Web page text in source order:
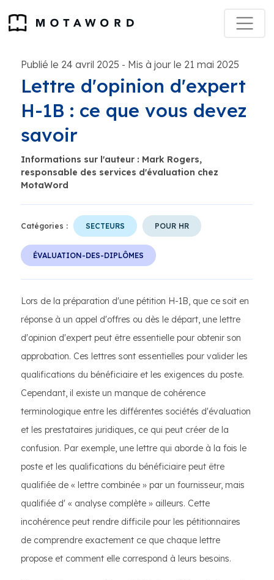
Publié le 24 avril 2025 - Mis à jour le 21 mai 2025
Lettre d'opinion d'expert
H-1B : ce que vous devez
savoir
Informations sur l'auteur : Mark Rogers,
responsable des services d'évaluation chez
MotaWord
Catégories : SECTEURS POUR HR
ÉVALUATION-DES-DIPLÔMES
Lors de la préparation d'une pétition H-1B, que ce soit en
réponse à un appel d'offres ou dès le départ, une lettre
d'opinion d'expert peut être essentielle pour obtenir son
approbation. Ces lettres sont essentielles pour valider les
qualifications du bénéficiaire et les exigences du poste.
Cependant, il existe un manque de cohérence
terminologique entre les différentes sociétés d'évaluation
et les prestataires juridiques, ce qui peut créer de la
confusion. Par exemple, une lettre qui aborde à la fois le
poste et les qualifications du bénéficiaire peut être
qualifiée de « lettre combinée » par un fournisseur, mais
qualifiée d' « analyse complète » ailleurs. Cette
incohérence peut rendre difficile pour les pétitionnaires
de comprendre exactement ce que chaque lettre
propose et comment elle correspond à leurs besoins.